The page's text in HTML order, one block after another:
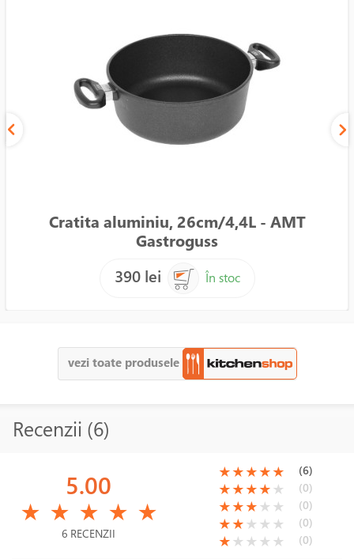
Cratita aluminiu, 26cm/4,4L - AMT
Gastroguss
390 lei
În stoc
vezi toate produsele
Recenzii (6)
5.00
★ ★ ★ ★ ★
6 RECENZII
(*)
★(*)
★(*)
★(*)
★(*)
★ (6)
(*)
★(*)
★(*)
★(*)
★( )
★ (0)
(*)
★(*)
★(*)
★( )
★ ( )
★ (0)
(*)
★(*)
★( )
★ ( )
★ ( )
★ (0)
(*)
★( )
★ ( )
★ ( )
★ ( )
★ (0)